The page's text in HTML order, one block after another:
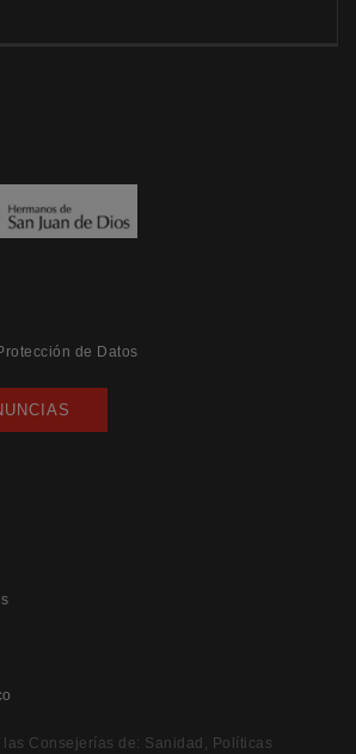
de Datos
Consejerías de: Sanidad, Políticas